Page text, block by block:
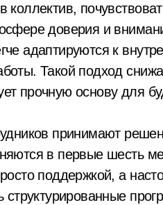
коллектив,
доверия и
адаптируются к
Такой подход
прочную основу для
принимают
в первые шесть
поддержкой, а
структурированные